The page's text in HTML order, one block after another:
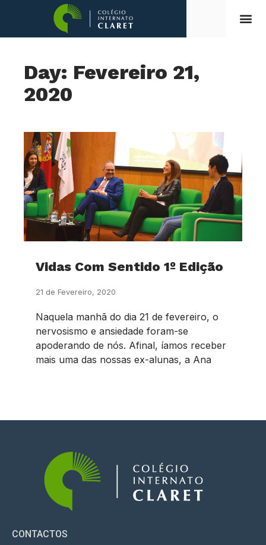
Day: Fevereiro 21,
2020
Vidas Com Sentido 1º Edição
21 de Fevereiro, 2020
Naquela manhã do dia 21 de fevereiro, o
nervosismo e ansiedade foram-se
apoderando de nós. Afinal, íamos receber
mais uma das nossas ex-alunas, a Ana
CONTACTOS